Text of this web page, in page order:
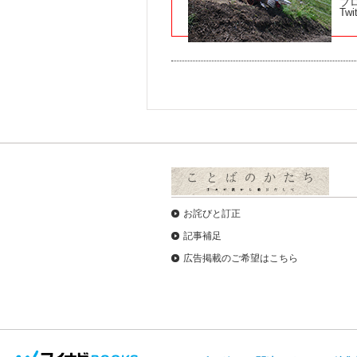
お詫びと訂正
記事補足
広告掲載のご希望はこちら